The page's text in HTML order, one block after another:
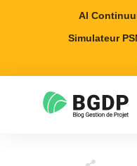
AI
Simulateur